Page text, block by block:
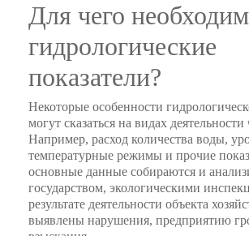
Для чего
гидрологические
показатели?
Некоторые особенности
могут сказаться на видах деятельности
Например, расход количества воды,
температурные режимы и прочие
основные данные собираются и
государством, экологическими
результате деятельности объекта
выявлены нарушения, предприятию